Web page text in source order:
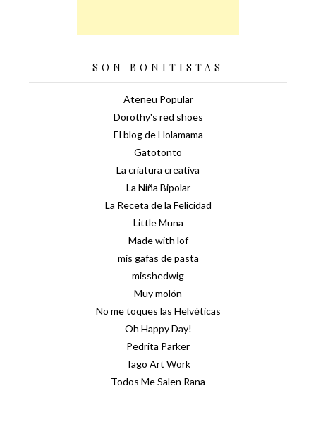
SON BONITISTAS
Ateneu Popular
Dorothy's red shoes
El blog de Holamama
Gatotonto
La criatura creativa
La Niña Bipolar
La Receta de la Felicidad
Little Muna
Made with lof
mis gafas de pasta
misshedwig
Muy molón
No me toques las Helvéticas
Oh Happy Day!
Pedrita Parker
Tago Art Work
Todos Me Salen Rana